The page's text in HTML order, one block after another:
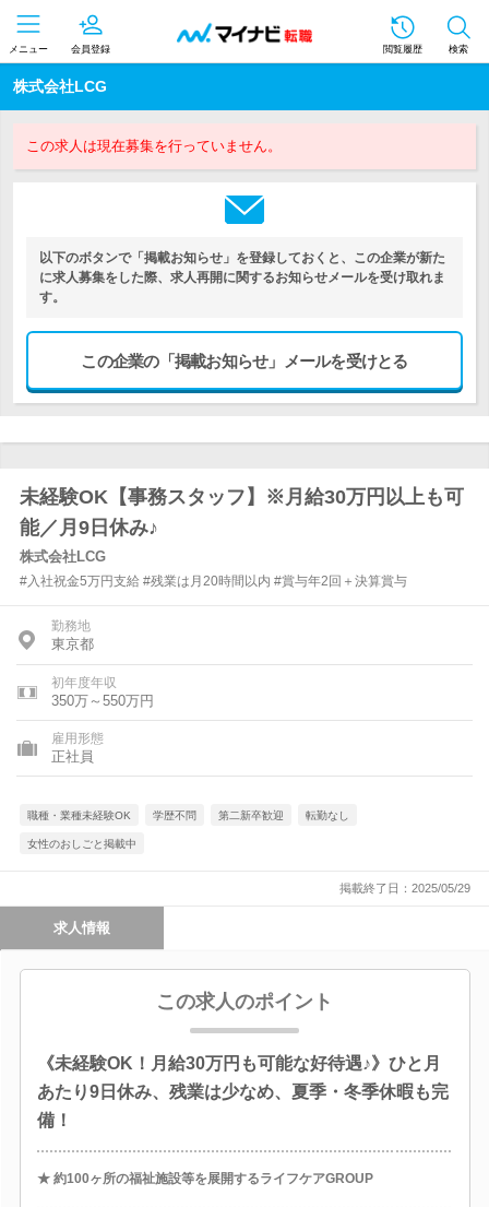
メニュー 会員登録 閲覧履歴 検索
株式会社LCG
この求人は現在募集を行っていません。
以下のボタンで「掲載お知らせ」を登録しておくと、この企業が新た
に求人募集をした際、求人再開に関するお知らせメールを受け取れま
す。
この企業の「掲載お知らせ」メールを受けとる
未経験OK【事務スタッフ】※月給30万円以上も可
能／月9日休み♪
株式会社LCG
#入社祝金5万円支給 #残業は月20時間以内 #賞与年2回＋決算賞与
勤務地
東京都
初年度年収
350万～550万円
雇用形態
正社員
職種・業種未経験OK 学歴不問 第二新卒歓迎 転勤なし
女性のおしごと掲載中
掲載終了日：2025/05/29
求人情報
この求人のポイント
《未経験OK！月給30万円も可能な好待遇♪》ひと月
あたり9日休み、残業は少なめ、夏季・冬季休暇も完
備！
★ 約100ヶ所の福祉施設等を展開するライフケアGROUP